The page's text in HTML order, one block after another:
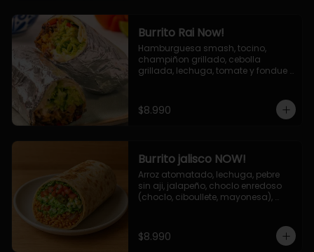
Burrito Rai Now!
Hamburguesa smash, tocino,
champiñon grillado, cebolla
grillada, lechuga, tomate y fondue
$8.990
Burrito jalisco NOW!
Arroz atomatado, lechuga, pebre
sin aji, jalapeño, choclo enredoso
(choclo, ciboullete, mayonesa),
$8.990